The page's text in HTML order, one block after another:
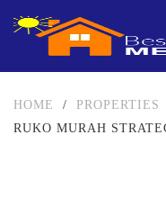
HOME / PROPERTIES
RUKO MURAH